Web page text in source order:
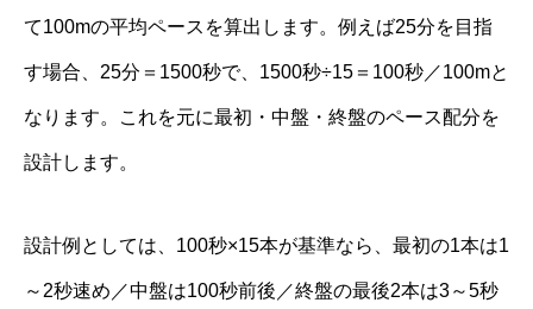
て100mの平均ペースを算出します。例えば25分を目指
す場合、25分＝1500秒で、1500秒÷15＝100秒／100mと
なります。これを元に最初・中盤・終盤のペース配分を
設計します。
設計例としては、100秒×15本が基準なら、最初の1本は1
～2秒速め／中盤は100秒前後／終盤の最後2本は3～5秒